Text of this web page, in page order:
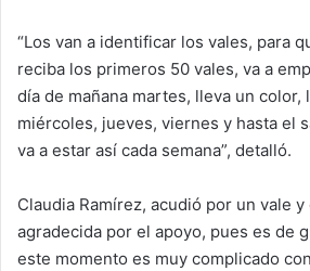
“Los van a identificar los vales, para
reciba los primeros 50 vales, va a
día de mañana martes, lleva un color,
miércoles, jueves, viernes y hasta el
va a estar así cada semana”, detalló.
Claudia Ramírez, acudió por un vale
agradecida por el apoyo, pues es de
este momento es muy complicado